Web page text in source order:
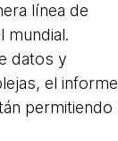
línea de
mundial.
datos y
el informe
permitiendo